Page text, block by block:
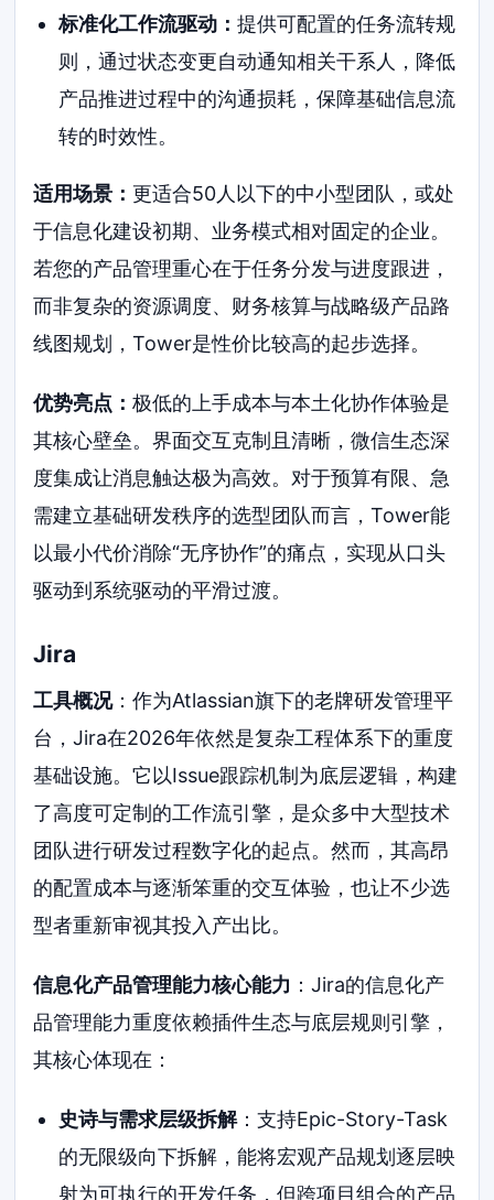
标准化工作流驱动： 提供可配置的任务流转规
则，通过状态变更自动通知相关干系人，降低
产品推进过程中的沟通损耗，保障基础信息流
转的时效性。
适用场景： 更适合50人以下的中小型团队，或处
于信息化建设初期、业务模式相对固定的企业。
若您的产品管理重心在于任务分发与进度跟进，
而非复杂的资源调度、财务核算与战略级产品路
线图规划，Tower是性价比较高的起步选择。
优势亮点：极低的上手成本与本土化协作体验是
其核心壁垒。界面交互克制且清晰，微信生态深
度集成让消息触达极为高效。对于预算有限、急
需建立基础研发秩序的选型团队而言，Tower能
以最小代价消除“无序协作”的痛点，实现从口头
驱动到系统驱动的平滑过渡。
Jira
工具概况：作为Atlassian旗下的老牌研发管理平
台，Jira在2026年依然是复杂工程体系下的重度
基础设施。它以Issue跟踪机制为底层逻辑，构建
了高度可定制的工作流引擎，是众多中大型技术
团队进行研发过程数字化的起点。然而，其高昂
的配置成本与逐渐笨重的交互体验，也让不少选
型者重新审视其投入产出比。
信息化产品管理能力核心能力 ：Jira的信息化产
品管理能力重度依赖插件生态与底层规则引擎，
其核心体现在：
史诗与需求层级拆解：支持Epic-Story-Task
的无限级向下拆解，能将宏观产品规划逐层映
射为可执行的开发任务，但跨项目组合的产品